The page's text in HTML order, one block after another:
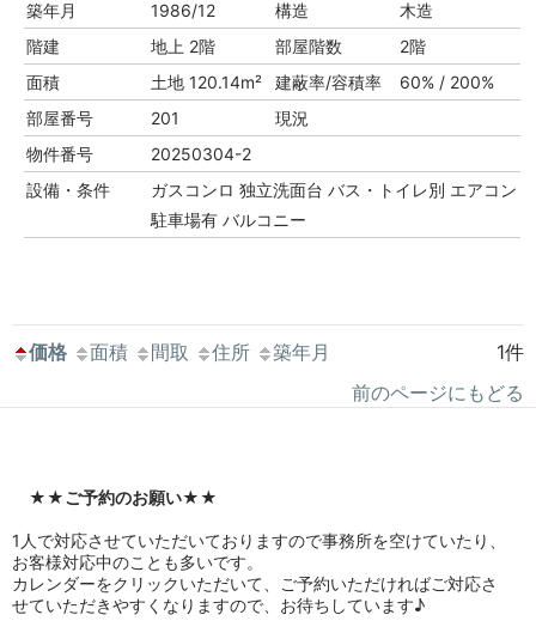
築年月 1986/12 構造
木造
階建
地上 2階 部屋階数
2階
面積
土地 120.14m² 建蔽率/容積率
60% / 200%
部屋番号
201
現況
物件番号
20250304-2
設備・条件
ガスコンロ 独立洗面台 バス・トイレ別 エアコン
駐車場有 バルコニー
価格 面積 間取 住所 築年月
1件
前のページにもどる
★★ご予約のお願い★★
1人で対応させていただいておりますので事務所を空けていたり、
お客様対応中のことも多いです。
カレンダーをクリックいただいて、ご予約いただければご対応さ
せていただきやすくなりますので、お待ちしています♪